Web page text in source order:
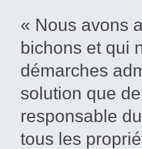
« Nous avons
bichons et qui
démarches
solution que
responsable
tous les